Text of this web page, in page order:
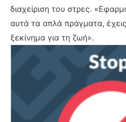
διαχείριση του στρες.
αυτά τα απλά πράγματα,
ξεκίνημα για τη ζωή».